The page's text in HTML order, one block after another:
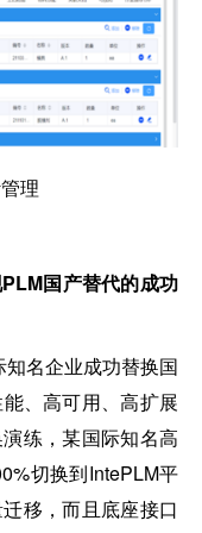
理
国产替代的成功
名企业成功替换国
、高可用、高扩展
练，某国际知名高
切换到IntePLM平
移，而且底座接口